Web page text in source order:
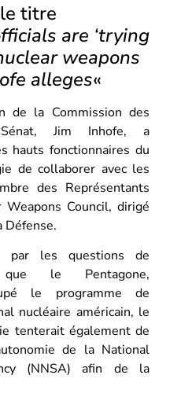
titre
are ‘trying
weapons
alleges«
de la Commission des
Jim Inhofe, a
hauts fonctionnaires du
de collaborer avec les
des Représentants
Council, dirigé
Défense.
par les questions de
le Pentagone,
le programme de
nucléaire américain, le
tenterait également de
de la National
(NNSA) afin de la